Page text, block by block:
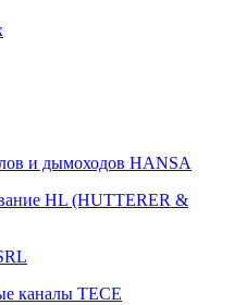
и дымоходов HANSA
HL (HUTTERER &
каналы TECE